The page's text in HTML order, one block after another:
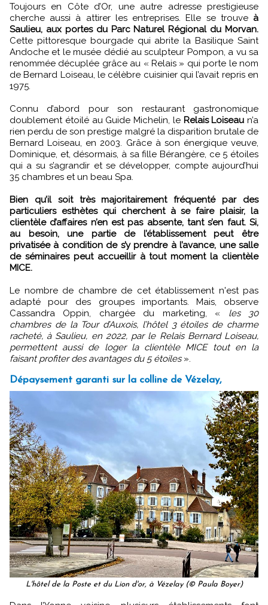
Toujours en Côte d’Or, une autre adresse prestigieuse
cherche aussi à attirer les entreprises. Elle se trouve à
Saulieu, aux portes du Parc Naturel Régional du Morvan.
Cette pittoresque bourgade qui abrite la Basilique Saint
Andoche et le musée dédié au sculpteur Pompon, a vu sa
renommée décuplée grâce au « Relais » qui porte le nom
de Bernard Loiseau, le célèbre cuisinier qui l’avait repris en
1975.
Connu d’abord pour son restaurant gastronomique
doublement étoilé au Guide Michelin, le Relais Loiseau n’a
rien perdu de son prestige malgré la disparition brutale de
Bernard Loiseau, en 2003. Grâce à son énergique veuve,
Dominique, et, désormais, à sa fille Bérangère, ce 5 étoiles
qui a su s’agrandir et se développer, compte aujourd’hui
35 chambres et un beau Spa.
Bien qu’il soit très majoritairement fréquenté par des
particuliers esthètes qui cherchent à se faire plaisir, la
clientèle d’affaires n’en est pas absente, tant s’en faut. Si,
au besoin, une partie de l’établissement peut être
privatisée à condition de s’y prendre à l’avance, une salle
de séminaires peut accueillir à tout moment la clientèle
MICE.
Le nombre de chambre de cet établissement n'est pas
adapté pour des groupes importants. Mais, observe
Cassandra Oppin, chargée du marketing, « les 30
chambres de la Tour d’Auxois, l’hôtel 3 étoiles de charme
racheté, à Saulieu, en 2022, par le Relais Bernard Loiseau,
permettent aussi de loger la clientèle MICE tout en la
faisant profiter des avantages du 5 étoiles ».
Dépaysement garanti sur la colline de Vézelay,
L'hôtel de la Poste et du Lion d'or, à Vézelay (© Paula Boyer)